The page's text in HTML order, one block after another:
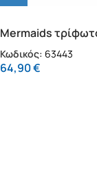
Mermaids
Κωδικός: 63443
64,90€